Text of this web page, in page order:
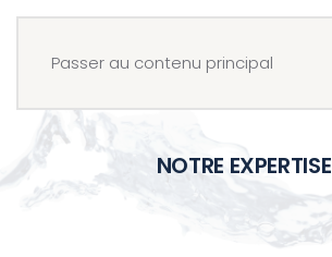
Passer au contenu principal
NOTRE EXPERTISE